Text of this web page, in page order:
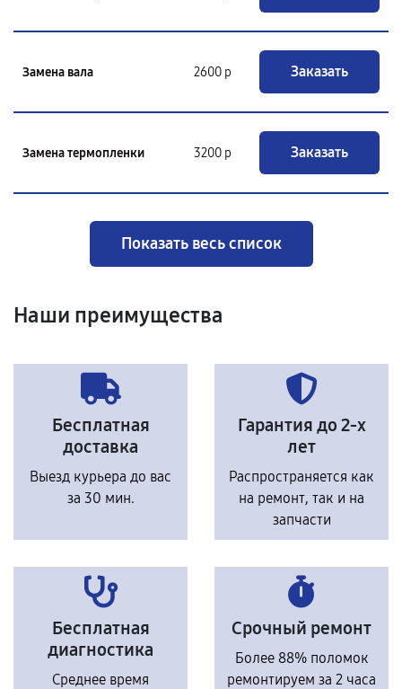
Замена вала 2600 р Заказать
Замена термопленки 3200 р Заказать
Показать весь список
Наши преимущества
Бесплатная
доставка
Выезд курьера до вас
за 30 мин.
Гарантия до 2-х
лет
Распространяется как
на ремонт, так и на
запчасти
Бесплатная
диагностика
Среднее время
Срочный ремонт
Более 88% поломок
ремонтируем за 2 часа